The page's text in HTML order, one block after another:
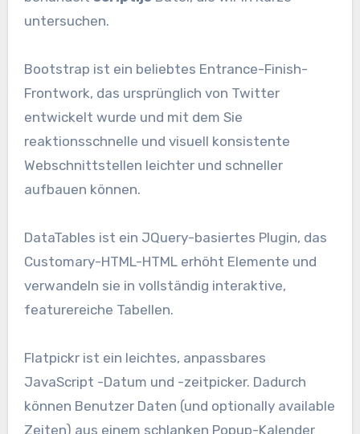
untersuchen.
Bootstrap ist ein beliebtes Entrance-Finish-
Frontwork, das ursprünglich von Twitter
entwickelt wurde und mit dem Sie
reaktionsschnelle und visuell konsistente
Webschnittstellen leichter und schneller
aufbauen können.
DataTables ist ein JQuery-basiertes Plugin, das
Customary-HTML-HTML erhöht Elemente und
verwandeln sie in vollständig interaktive,
featurereiche Tabellen.
Flatpickr ist ein leichtes, anpassbares
JavaScript -Datum und -zeitpicker. Dadurch
können Benutzer Daten (und optionally available
Zeiten) aus einem schlanken Popup-Kalender